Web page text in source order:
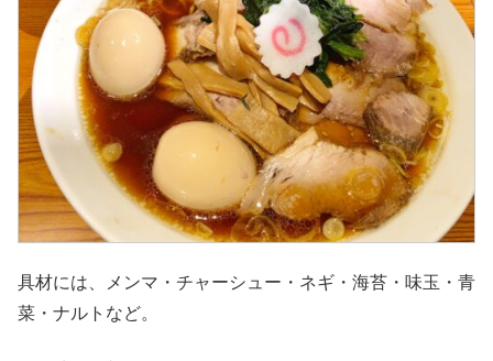
具材には、メンマ・チャーシュー・ネギ・海苔・味玉・青
菜・ナルトなど。